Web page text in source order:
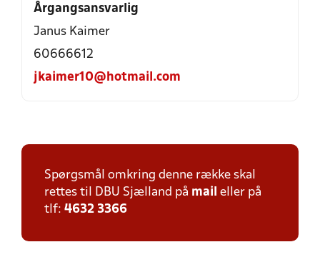
Årgangsansvarlig
Janus Kaimer
60666612
jkaimer10@hotmail.com
Spørgsmål omkring denne række skal
rettes til DBU Sjælland på mail eller på
tlf: 4632 3366